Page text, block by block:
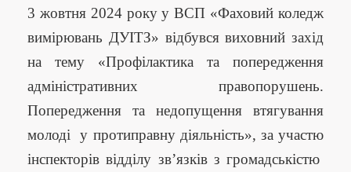
3 жовтня 2024 року у ВСП «Фаховий коледж
вимірювань ДУІТЗ» відбувся виховний захід
на тему «Профілактика та попередження
адміністративних правопорушень.
Попередження та недопущення втягування
молоді у протиправну діяльність», за участю
інспекторів відділу зв’язків з громадськістю